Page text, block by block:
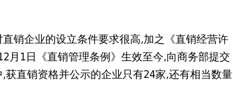
销企业的设立条件要求很高,加之《直销经营许
月1日《直销管理条例》生效至今,向商务部提交
获直销资格并公示的企业只有24家,还有相当数量